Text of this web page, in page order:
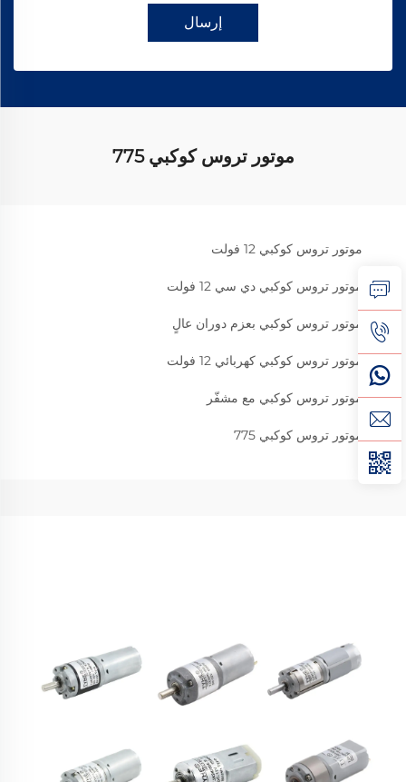
إرسال
موتور تروس كوكبي 775
موتور تروس كوكبي 12 فولت
موتور تروس كوكبي دي سي 12 فولت
موتور تروس كوكبي بعزم دوران عالٍ
موتور تروس كوكبي كهربائي 12 فولت
موتور تروس كوكبي مع مشفّر
موتور تروس كوكبي 775